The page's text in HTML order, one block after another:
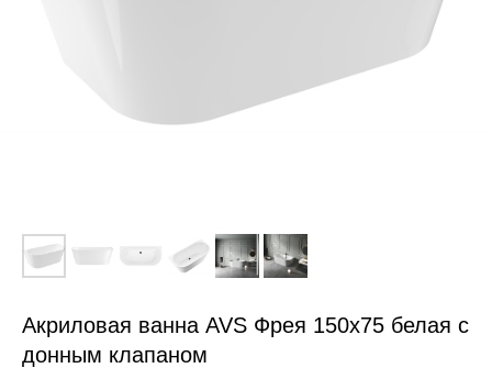
Акриловая ванна AVS Фрея 150x75 белая с
донным клапаном